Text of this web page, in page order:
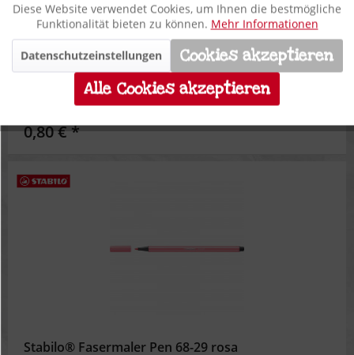
Stabilo® Fasermaler Pen 68-28 rouge
0,80 € *
Stabilo® Fasermaler Pen 68-29 rosa
Funktionale Aktiv
Marketing Inaktiv
Inaktiv
Diese Website verwendet Cookies, um Ihnen die bestmögliche
Funktionalität bieten zu können. Mehr Informationen
Datenschutzeinstellungen
Cookies akzeptieren
Alle Cookies akzeptieren